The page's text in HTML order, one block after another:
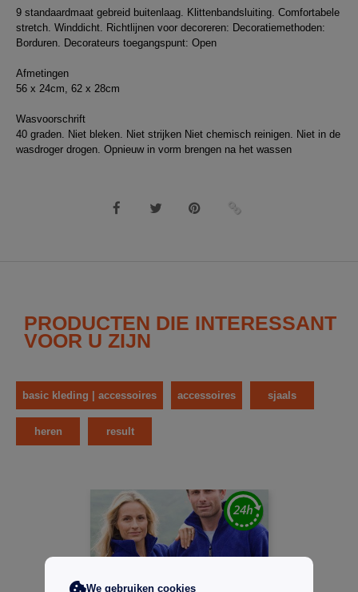
9 standaardmaat gebreid buitenlaag. Klittenbandsluiting. Comfortabele
stretch. Winddicht. Richtlijnen voor decoreren: Decoratiemethoden:
Borduren. Decorateurs toegangspunt: Open
Afmetingen
56 x 24cm, 62 x 28cm
Wasvoorschrift
40 graden. Niet bleken. Niet strijken Niet chemisch reinigen. Niet in de
wasdroger drogen. Opnieuw in vorm brengen na het wassen
PRODUCTEN DIE INTERESSANT
VOOR U ZIJN
basic kleding | accessoires accessoires sjaals
heren result
We gebruiken cookies